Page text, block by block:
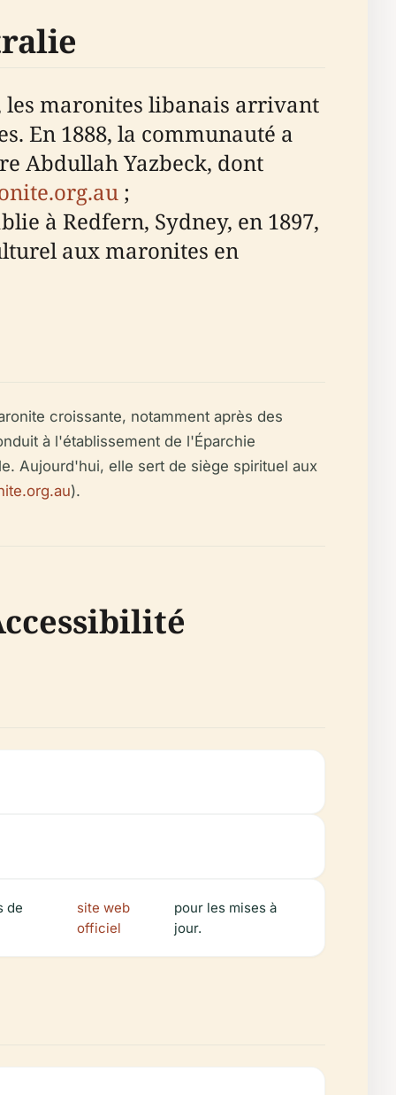
les maronites libanais arrivant
En 1888, la communauté a
Abdullah Yazbeck, dont
;
à Redfern, Sydney, en 1897,
aux maronites en
croissante, notamment après des
à l'établissement de l'Éparchie
Aujourd'hui, elle sert de siège spirituel aux
).
de
site web
officiel
pour les mises à
jour.